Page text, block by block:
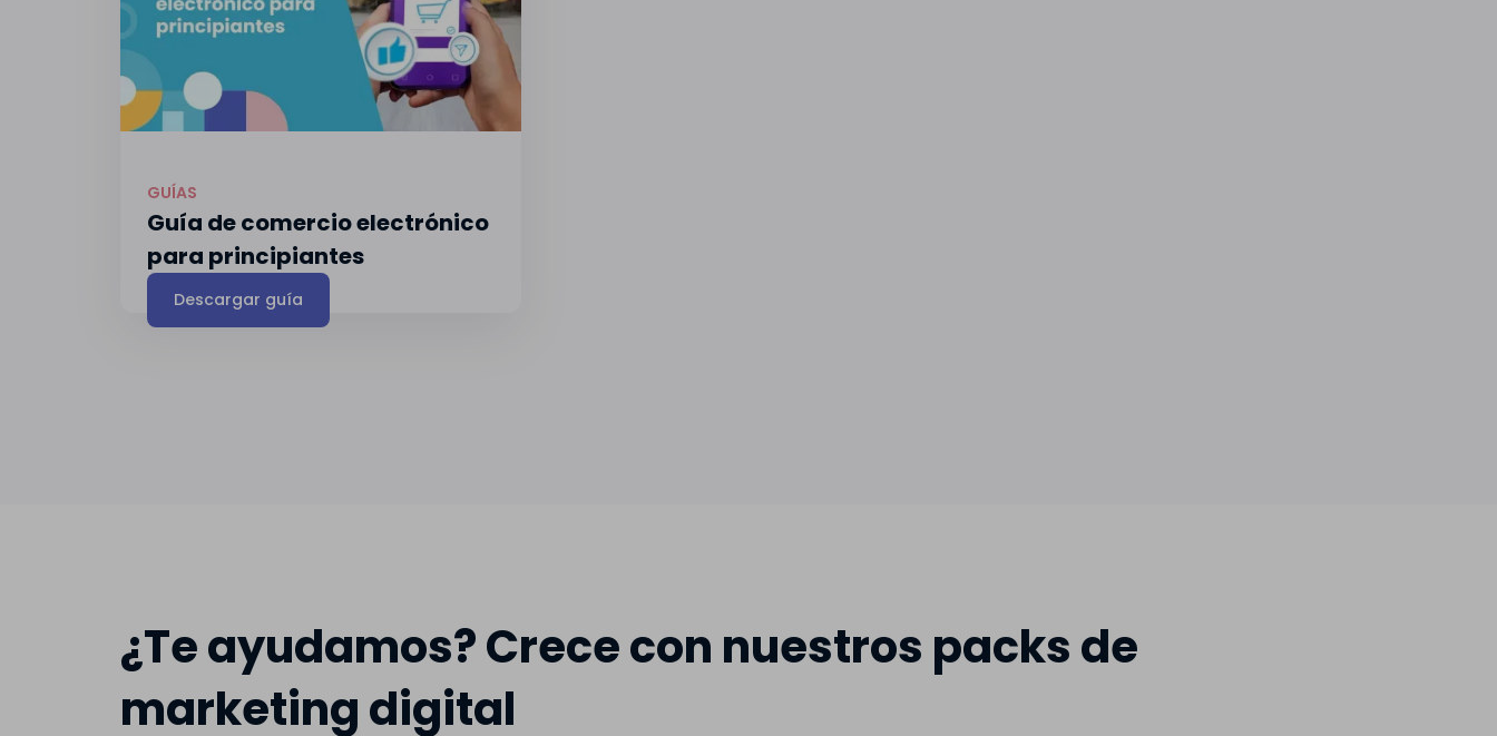
GUÍAS
Guía de comercio electrónico
para principiantes
Descargar guía
¿Te ayudamos? Crece con nuestros packs de
marketing digital